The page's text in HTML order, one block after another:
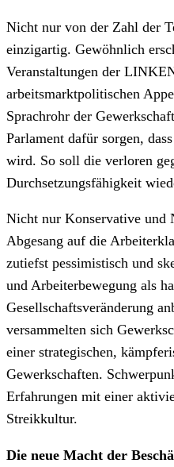
Nicht nur von der Zahl der
einzigartig. Gewöhnlich
Veranstaltungen der
arbeitsmarktpolitischen
Sprachrohr der
Parlament dafür sorgen,
wird. So soll die verloren
Durchsetzungsfähigkeit
Nicht nur Konservative und
Abgesang auf die
zutiefst pessimistisch und
und Arbeiterbewegung als
Gesellschaftsveränderung
versammelten sich
einer strategischen,
Gewerkschaften.
Erfahrungen mit einer
Streikkultur.
Die neue Macht der